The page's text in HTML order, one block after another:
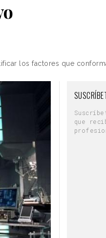
los factores que
que